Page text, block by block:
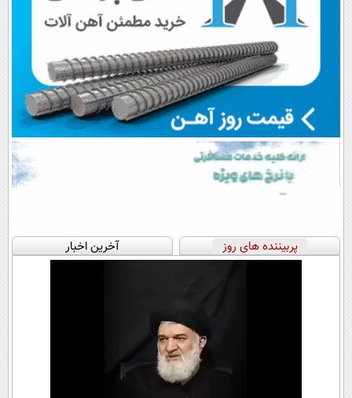
پربیننده های روز آخرین اخبار